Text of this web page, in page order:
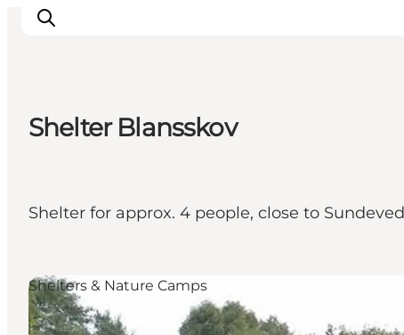
Wat te doen
Accommodaties
Shelter Blansskov
Shelter for approx. 4 people, close to
Shelters & Nature Camps